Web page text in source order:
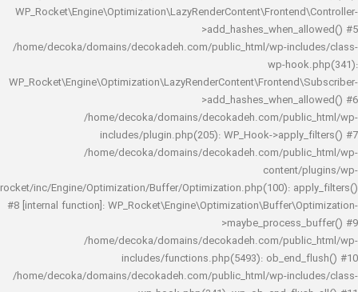
/home/decoka/domains/decokadeh.com/public_html/wp-
wp-
/home/decoka/domains/decokadeh.com/
includes/plugin.php(205): WP_Hook-
/home/decoka/domains/decokadeh.com/
rocket/inc/Engine/Optimization/Buffer/Optimization.php(100):
#8 [internal function]:
/home/decoka/domains/decokadeh.com/
includes/functions.php(5493):
/home/decoka/domains/decokadeh.com/public_html/wp-